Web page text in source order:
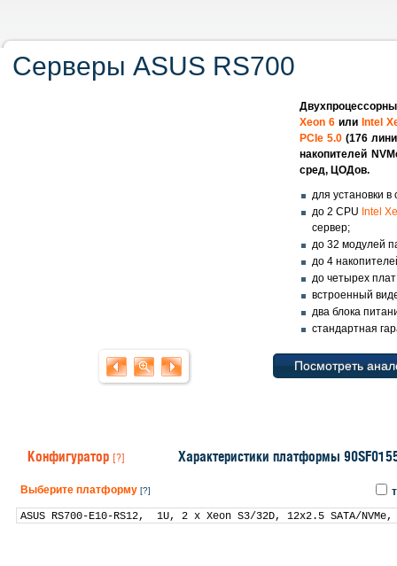
Серверы ASUS RS700
Xeon 6 или Intel
PCIe 5.0 (176
накопителей
сред, ЦОДов.
для установки
до 2 CPU Intel
сервер;
до 32 модулей
до 4
до четырех
встроенный
два блока
стандартная
Посмотреть
Конфигуратор [?] Характеристики платформы
Выберите платформу [?]